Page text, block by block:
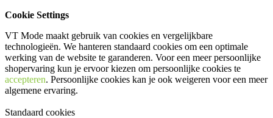
Cookie Settings
VT Mode maakt gebruik van cookies en vergelijkbare
technologieën. We hanteren standaard cookies om een optimale
werking van de website te garanderen. Voor een meer persoonlijke
shopervaring kun je ervoor kiezen om persoonlijke cookies te
accepteren. Persoonlijke cookies kan je ook weigeren voor een meer
algemene ervaring.
Standaard cookies